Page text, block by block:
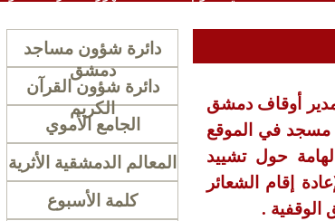
دائرة شؤون مساجد
دمشق
دائرة شؤون القرآن
الكريم
الجامع الأموي
المعالم الدمشقية الأثرية
كلمة الأسبوع
مدير أوقاف دمشق
مسجد في الموقع
حول تشييد
إقام الشعائر
الوقفية .